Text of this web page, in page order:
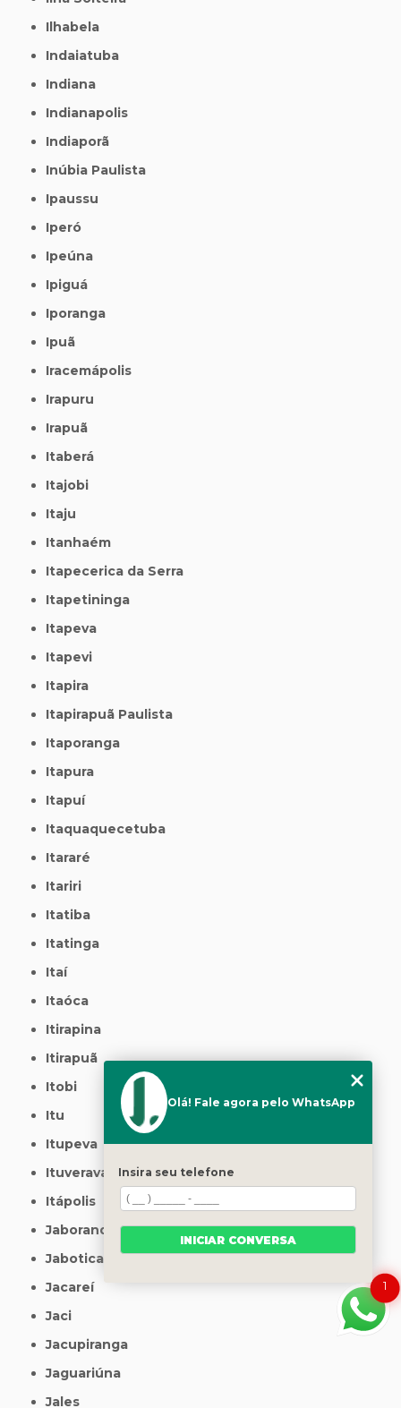
Ilhabela
Indaiatuba
Indiana
Indianapolis
Indiaporã
Inúbia Paulista
Ipaussu
Iperó
Ipeúna
Ipiguá
Iporanga
Ipuã
Iracemápolis
Irapuru
Irapuã
Itaberá
Itajobi
Itaju
Itanhaém
Itapecerica da Serra
Itapetininga
Itapeva
Itapevi
Itapira
Itapirapuã Paulista
Itaporanga
Itapura
Itapuí
Itaquaquecetuba
Itararé
Itariri
Itatiba
Itatinga
Itaí
Itaóca
Itirapina
Itirapuã
Itobi
Itu
Itupeva
Ituverava
Itápolis
Jaborandi
Jaboticabal
Jacareí
Jaci
Jacupiranga
Jaguariúna
Jales
1
Olá! Fale agora pelo WhatsApp
Insira seu telefone
INICIAR CONVERSA